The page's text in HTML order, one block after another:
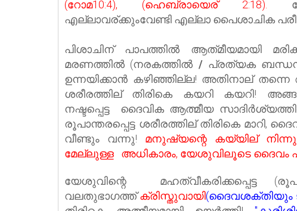
(റോമ10:4), (ഹെബ്രായെര് 2:18).
എല്ലാവര്ക്കുംവേണ്ടി എല്ലാ പൈശാചിക
പിശാചിന് പാപത്തിൽ ആത്‌മീയമായി
മരണത്തില്‍ (നരകത്തില്‍ / പ്രത്യക
ഉന്നയിക്കാന്‍ കഴിഞ്ഞില്ല! അതിനാല്
ശരീരത്തില് തിരികെ കയറി കയറി!
നഷ്ടപ്പെട്ട ദൈവിക ആത്മീയ
രൂപാന്തരപ്പെട്ട ശരീരത്തില് തിരികെ
വീണ്ടും വന്നു! മനുഷ്യന്റെ കയ്യില്
മേല്ലുള്ള അധികാരം, യേശുവിലൂടെ ദൈവം
യേശുവിന്റെ മഹത്വീകരിക്കപ്പെട്ട
വലതുഭാഗത്ത്‌ക്രിസ്തുവായി(ദൈവശക്തിയും